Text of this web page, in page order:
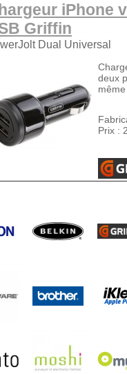
iPhone
Griffin
Dual Universal
deux
Prix :